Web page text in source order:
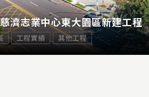
濟志業中心東大園區新建工程
工程實績 其他工程